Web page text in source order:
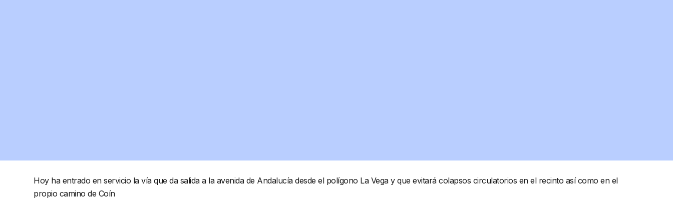
Hoy ha entrado en servicio la vía que da salida a la avenida de Andalucía desde el polígono La Vega y que evitará colapsos circulatorios en el recinto así como en el
propio camino de Coín